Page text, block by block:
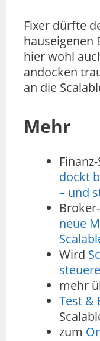
Fixer dürfte
hauseigenen
hier wohl
andocken
an die
Mehr
dockt
– und
neue
Wird
mehr
Test &
zum